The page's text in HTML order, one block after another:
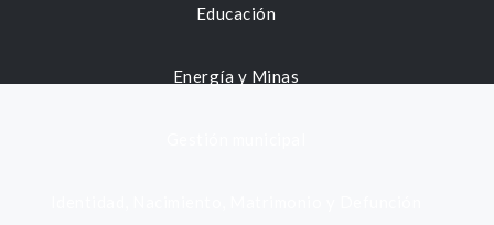
Educación
Energía y Minas